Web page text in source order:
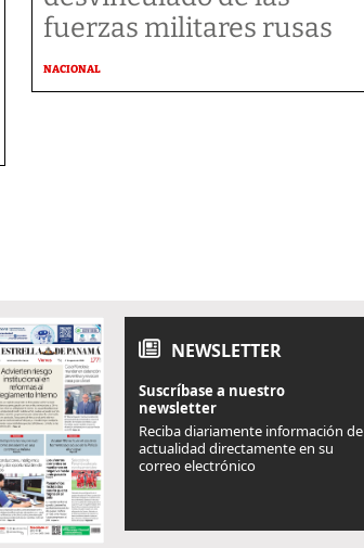
fuerzas militares rusas
NACIONAL
NEWSLETTER
Suscríbase a nuestro
newsletter
Reciba diariamente información de
actualidad directamente en su
correo electrónico